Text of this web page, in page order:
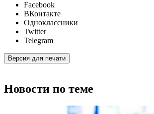
Facebook
ВКонтакте
Одноклассники
Twitter
Telegram
Версия для печати
Новости по теме